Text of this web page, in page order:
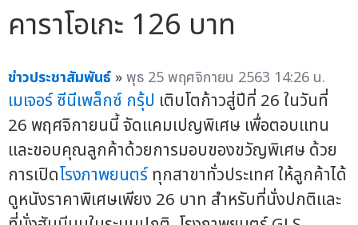
คาราโอเกะ 126 บาท
ข่าวประชาสัมพันธ์ »พุธ 25 พฤศจิกายน 2563 14:26 น.
เมเจอร์ ซีนีเพล็กซ์ กรุ้ป เติบโตก้าวสู่ปีที่ 26 ในวันที่
26 พฤศจิกายนนี้ จัดแคมเปญพิเศษ เพื่อตอบแทน
และขอบคุณลูกค้าด้วยการมอบของขวัญพิเศษ ด้วย
การเปิดโรงภาพยนตร์ ทุกสาขาทั่วประเทศ ให้ลูกค้าได้
ดูหนังราคาพิเศษเพียง 26 บาท สำหรับที่นั่งปกติและ